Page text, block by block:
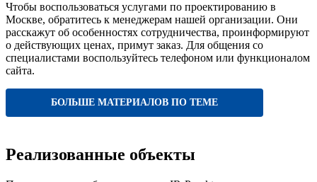
Чтобы воспользоваться услугами по проектированию в
Москве, обратитесь к менеджерам нашей организации. Они
расскажут об особенностях сотрудничества, проинформируют
о действующих ценах, примут заказ. Для общения со
специалистами воспользуйтесь телефоном или функционалом
сайта.
БОЛЬШЕ МАТЕРИАЛОВ ПО ТЕМЕ
Реализованные объекты